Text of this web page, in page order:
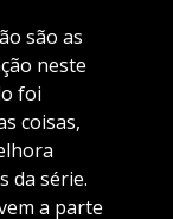
são as
neste
foi
coisas,
da série.
a parte